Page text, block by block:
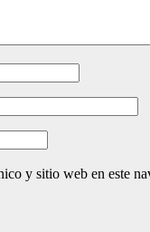
y sitio web en este